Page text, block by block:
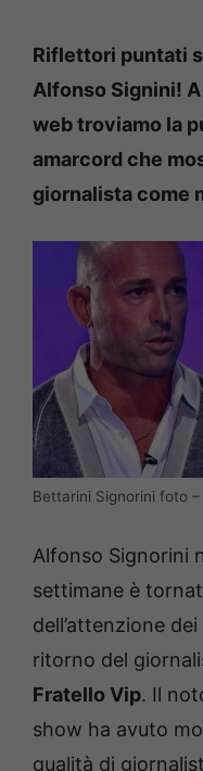
Riflettori puntati
Alfonso Signini!
web troviamo la
amarcord che
giornalista come
Bettarini Signorini foto
Alfonso Signorini
settimane è
dell’attenzione
ritorno del
Fratello Vip. Il
show ha avuto
qualità di